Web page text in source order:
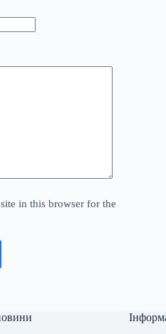
in this browser for the